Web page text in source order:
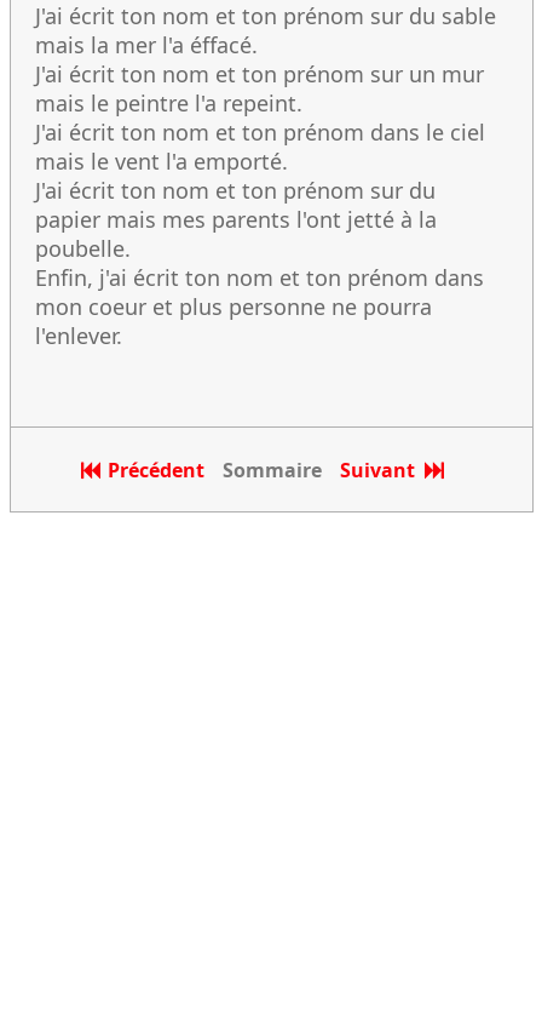
J'ai écrit ton nom et ton prénom sur du sable
mais la mer l'a éffacé.
J'ai écrit ton nom et ton prénom sur un mur
mais le peintre l'a repeint.
J'ai écrit ton nom et ton prénom dans le ciel
mais le vent l'a emporté.
J'ai écrit ton nom et ton prénom sur du
papier mais mes parents l'ont jetté à la
poubelle.
Enfin, j'ai écrit ton nom et ton prénom dans
mon coeur et plus personne ne pourra
l'enlever.
Précédent Sommaire Suivant